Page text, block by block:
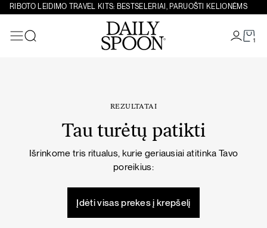
Eiti prie turinio
RIBOTO LEIDIMO TRAVEL KITS: BESTSELERIAI, PARUOŠTI KELIONĖMS
1
REZULTATAI
Tau turėtų patikti
Išrinkome tris ritualus, kurie geriausiai atitinka Tavo
poreikius:
Įdėti visas prekes į krepšelį